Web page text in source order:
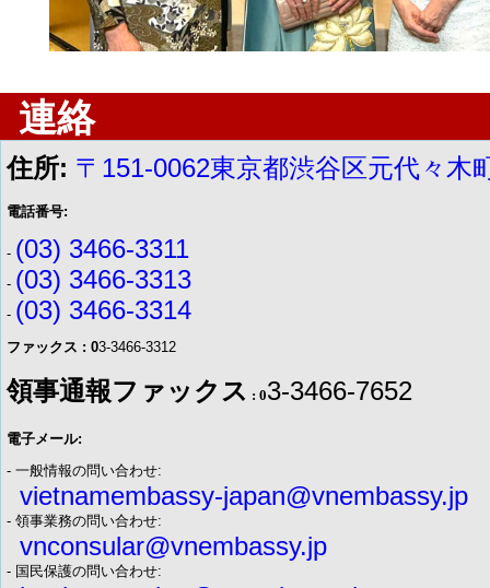
連絡
住所: 〒151-0062東京都渋谷区元代々木
電話番号:
- (03) 3466-3311
- (03) 3466-3313
- (03) 3466-3314
ファックス : 03-3466-3312
領事通報ファックス : 03-3466-7652
電子メール:
- 一般情報の問い合わせ:
vietnamembassy-japan@vnembassy.jp
- 領事業務の問い合わせ:
vnconsular@vnembassy.jp
- 国民保護の問い合わせ: